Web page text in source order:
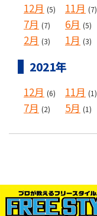
12月 (5) 11月 (7)
7月 (7) 6月 (5)
2月 (3) 1月 (3)
2021年
12月 (6) 11月 (1)
7月 (2) 5月 (1)